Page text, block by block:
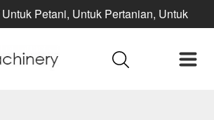
Petani, Untuk Pertanian, Untuk